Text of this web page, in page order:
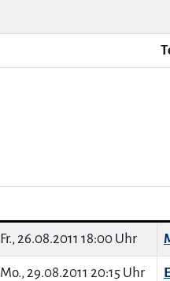
Fr., 26.08.2011 18:00 Uhr
Mo., 29.08.2011 20:15 Uhr